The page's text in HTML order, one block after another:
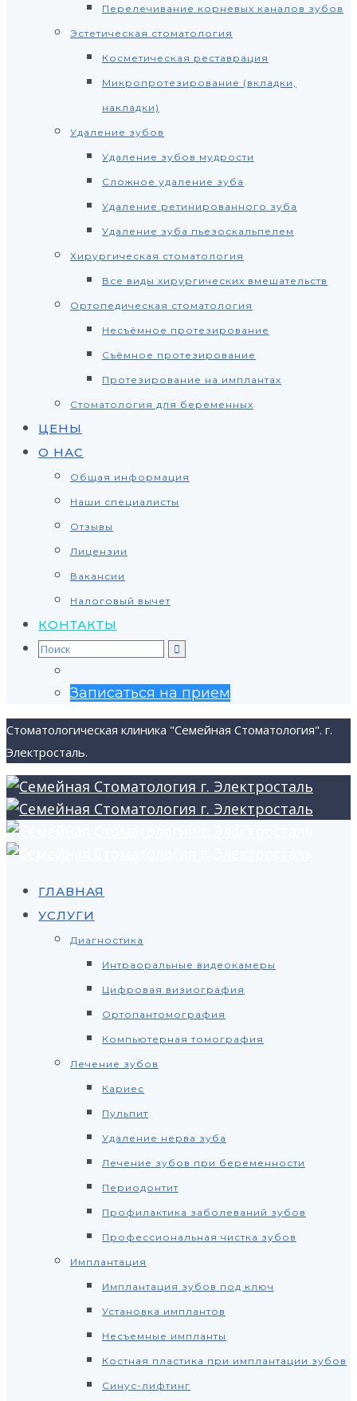
Перелечивание корневых каналов зубов
Эстетическая стоматология
Косметическая реставрация
Микропротезирование (вкладки,
накладки)
Удаление зубов
Удаление зубов мудрости
Сложное удаление зуба
Удаление ретинированного зуба
Удаление зуба пьезоскальпелем
Хирургическая стоматология
Все виды хирургических вмешательств
Ортопедическая стоматология
Несъёмное протезирование
Съёмное протезирование
Протезирование на имплантах
Стоматология для беременных
ЦЕНЫ
О НАС
Общая информация
Наши специалисты
Отзывы
Лицензии
Вакансии
Налоговый вычет
КОНТАКТЫ
Search
for:
Записаться на прием
Стоматологическая клиника "Семейная Стоматология". г.
Электросталь.
ГЛАВНАЯ
УСЛУГИ
Диагностика
Интраоральные видеокамеры
Цифровая визиография
Ортопантомография
Компьютерная томография
Лечение зубов
Кариес
Пульпит
Удаление нерва зуба
Лечение зубов при беременности
Периодонтит
Профилактика заболеваний зубов
Профессиональная чистка зубов
Имплантация
Имплантация зубов под ключ
Установка имплантов
Несъемные импланты
Костная пластика при имплантации зубов
Синус-лифтинг